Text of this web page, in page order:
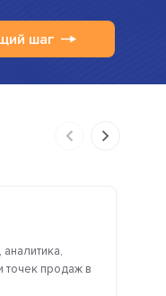
шаг
точек продаж в